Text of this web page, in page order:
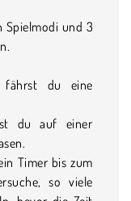
Spielmodi und 3
du eine
du auf einer
Timer bis zum
so viele